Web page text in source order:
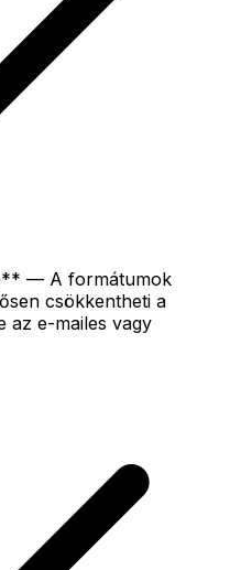
— A formátumok
csökkentheti a
az e-mailes vagy